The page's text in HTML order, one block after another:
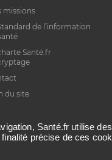
missions
de l’information
Santé.fr
du site
Santé.fr utilise
précise de ces